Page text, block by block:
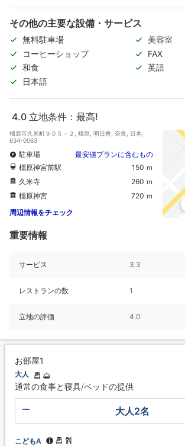
その他の主要な設備・サービス
無料駐車場
美容室
コーヒーショップ
FAX
和食
英語
日本語
4.0 立地条件：最高!
橿原市久米町９０５－２, 橿原, 明日香, 奈良, 日本,
634-0063
駐車場
最安値プランに含むもの
橿原神宮前駅
150 ｍ
久米寺
260 ｍ
橿原神宮
720 ｍ
周辺情報をチェック
重要情報
サービス 3.3
レストランの数 1
立地の評価 4.0
お部屋1
大人
通常の食事と寝具/ベッドの提供
大人2名
こどもA